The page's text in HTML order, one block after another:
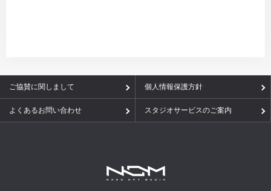
ご協賛に関しまして 個人情報保護方針
よくあるお問い合わせ スタジオサービスのご案内